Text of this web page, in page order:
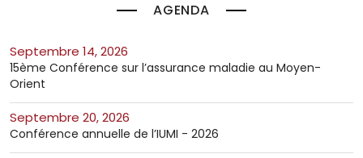
AGENDA
septembre 14, 2026
15ème Conférence sur l’assurance maladie au Moyen-
Orient
septembre 20, 2026
Conférence annuelle de l’IUMI - 2026